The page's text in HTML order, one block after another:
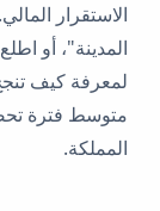
الاستقرار
لمعرفة كيف
المملكة.